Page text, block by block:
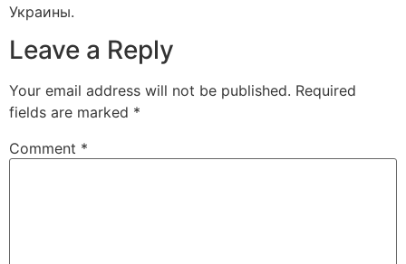
Украины.
Leave a Reply
Your email address will not be published. Required
fields are marked *
Comment *